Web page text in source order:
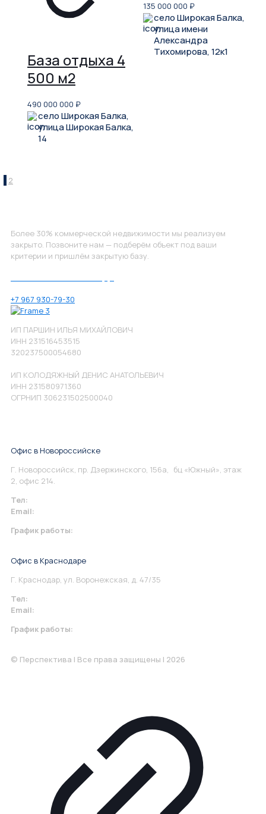
База отдыха 4
500 м2
490 000 000 ₽
село Широкая Балка,
улица Широкая Балка,
14
135 000 000 ₽
село Широкая Балка,
улица имени
Александра
Тихомирова, 12к1
2
Более 30% коммерческой недвижимости мы реализуем
закрыто. Позвоните нам — подберём объект под ваши
критерии и пришлём закрытую базу.
+7 967 930-79-30
ИП ПАРШИН ИЛЬЯ МИХАЙЛОВИЧ
ИНН 231516453515
320237500054680
ИП КОЛОДЯЖНЫЙ ДЕНИС АНАТОЛЬЕВИЧ
ИНН 231580971360
ОГРНИП 306231502500040
Офис в Новороссийске
Г. Новороссийск, пр. Дзержинского, 156а, бц «Южный», этаж
2, офис 214.
Тел:
Email:
График работы:
Офис в Краснодаре
Г. Краснодар, ул. Воронежская, д. 47/35
Тел:
Email:
График работы:
© Перспектива | Все права защищены | 2026